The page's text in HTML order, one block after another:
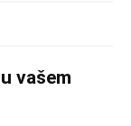
vašem